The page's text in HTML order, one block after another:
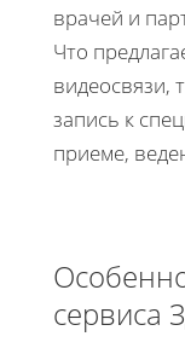
врачей и
Что
видеосвязи,
запись к
приеме,
сервиса